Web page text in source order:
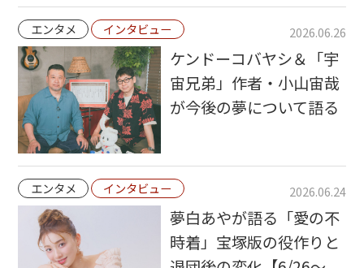
エンタメ インタビュー 2026.06.26
ケンドーコバヤシ＆「宇
宙兄弟」作者・小山宙哉
が今後の夢について語る
エンタメ インタビュー 2026.06.24
夢白あやが語る「愛の不
時着」宝塚版の役作りと